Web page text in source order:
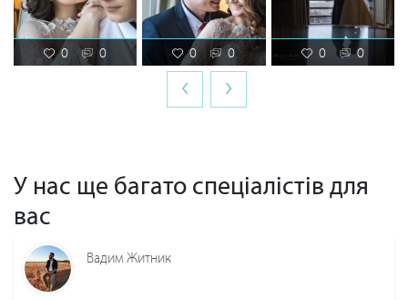
0 0 0 0 0 0
‹ ›
У нас ще багато спеціалістів для
вас
Вадим Житник